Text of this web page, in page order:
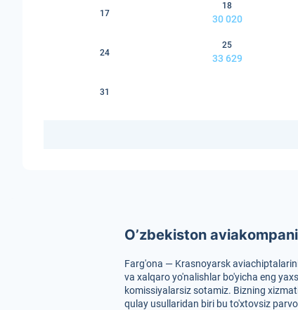
17
18
30 020
24
25
33 629
31
O’zbekiston
Farg'ona — Krasnoyarsk
va xalqaro yo'nalishlar bo'yicha eng
komissiyalarsiz sotamiz. Bizning
qulay usullaridan biri bu to'xtovsiz